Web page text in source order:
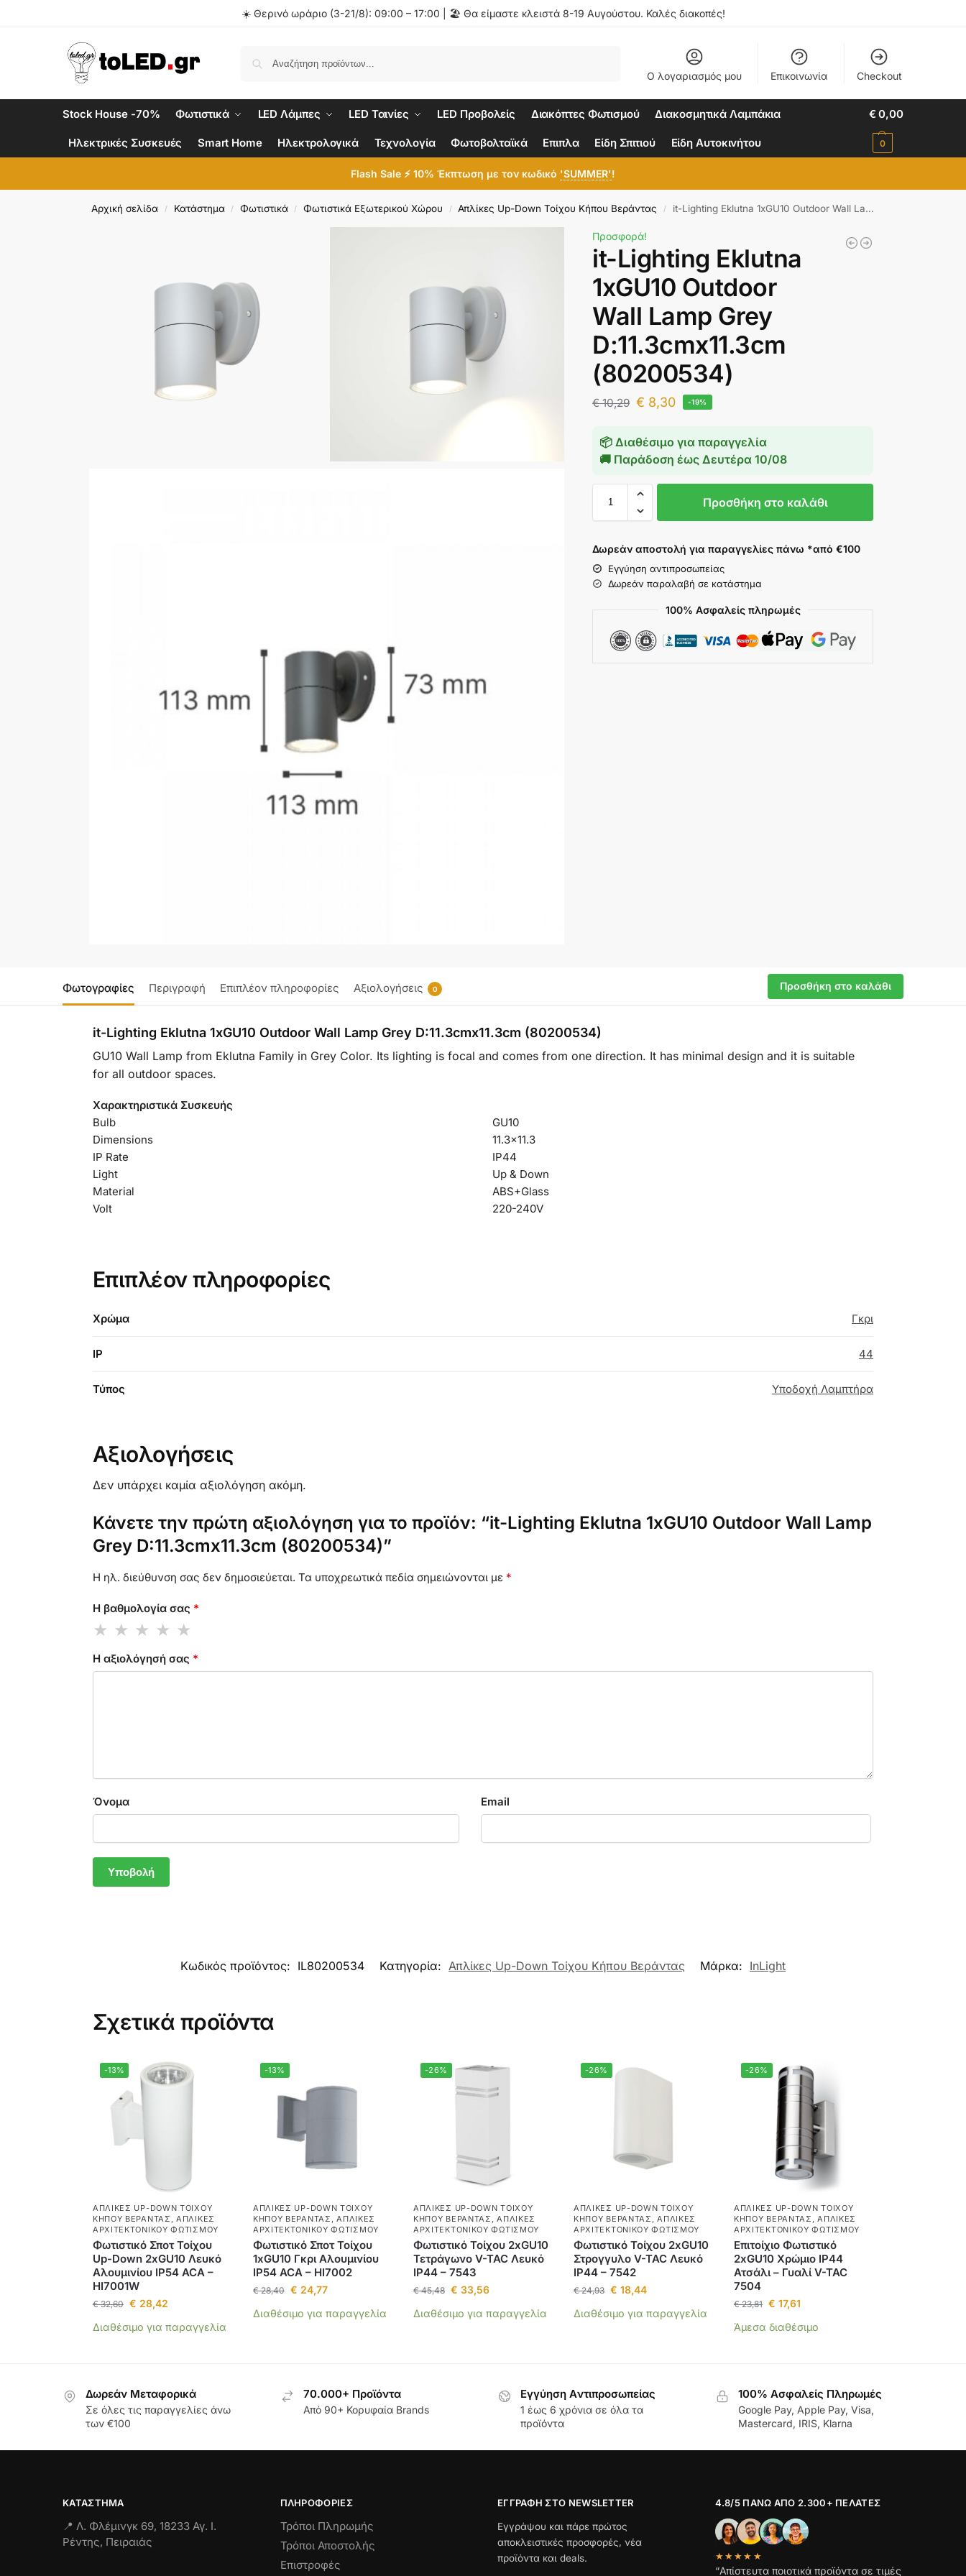
☀️ Θερινό ωράριο (3-21/8): 09:00 – 17:00 | 🏖️ Θα είμαστε κλειστά 8-19 Αυγούστου. Καλές διακοπές!
Ο λογαριασμός μου Επικοινωνία Checkout
Stock House -70% Φωτιστικά LED Λάμπες LED Ταινίες LED Προβολείς Διακόπτες Φωτισμού Διακοσμητικά Λαμπάκια
Ηλεκτρικές Συσκευές Smart Home Ηλεκτρολογικά Τεχνολογία Φωτοβολταϊκά Επιπλα Είδη Σπιτιού Είδη Αυτοκινήτου
€0,00
0
Flash Sale ⚡ 10% Έκπτωση με τον κωδικό 'SUMMER'!
Αρχική σελίδα / Κατάστημα / Φωτιστικά / Φωτιστικά Εξωτερικού Χώρου / Απλίκες Up-Down Τοίχου Κήπου Βεράντας / it-Lighting Eklutna 1xGU10 Outdoor Wall Lamp Grey D:11.3cmx11.3cm (80200534)
Προσφορά!
it-Lighting Eklutna
1xGU10 Outdoor
Wall Lamp Grey
D:11.3cmx11.3cm
(80200534)
€10,29 € 8,30 -19%
📦 Διαθέσιμο για παραγγελία
🚚 Παράδοση έως Δευτέρα 10/08
Προσθήκη στο καλάθι
Δωρεάν αποστολή για παραγγελίες πάνω *από €100
Εγγύηση αντιπροσωπείας
Δωρεάν παραλαβή σε κατάστημα
100% Ασφαλείς πληρωμές
Φωτογραφίες Περιγραφή Επιπλέον πληροφορίες Αξιολογήσεις 0 Προσθήκη στο καλάθι
it-Lighting Eklutna 1xGU10 Outdoor Wall Lamp Grey D:11.3cmx11.3cm (80200534)
GU10 Wall Lamp from Eklutna Family in Grey Color. Its lighting is focal and comes from one direction. It has minimal design and it is suitable
for all outdoor spaces.
Χαρακτηριστικά Συσκευής
Bulb
GU10
Dimensions
11.3×11.3
IP Rate
IP44
Light
Up & Down
Material
ABS+Glass
Volt
220-240V
Επιπλέον πληροφορίες
Χρώμα Γκρι
IP 44
Τύπος Υποδοχή Λαμπτήρα
Αξιολογήσεις
Δεν υπάρχει καμία αξιολόγηση ακόμη.
Κάνετε την πρώτη αξιολόγηση για το προϊόν: “it-Lighting Eklutna 1xGU10 Outdoor Wall Lamp
Grey D:11.3cmx11.3cm (80200534)”
Η ηλ. διεύθυνση σας δεν δημοσιεύεται. Τα υποχρεωτικά πεδία σημειώνονται με *
Η βαθμολογία σας *
Η αξιολόγησή σας *
Όνομα Email
Κωδικός προϊόντος: IL80200534 Κατηγορία: Απλίκες Up-Down Τοίχου Κήπου Βεράντας Μάρκα: InLight
Σχετικά προϊόντα
-13%
ΑΠΛΊΚΕΣ UP-DOWN ΤΟΊΧΟΥ
ΚΉΠΟΥ ΒΕΡΆΝΤΑΣ ,ΑΠΛΊΚΕΣ
ΑΡΧΙΤΕΚΤΟΝΙΚΟΎ ΦΩΤΙΣΜΟΎ
Φωτιστικό Σποτ Τοίχου
Up-Down 2xGU10 Λευκό
Αλουμινίου IP54 ACA –
HI7001W
€32,60 € 28,42
Διαθέσιμο για παραγγελία
-13%
ΑΠΛΊΚΕΣ UP-DOWN ΤΟΊΧΟΥ
ΚΉΠΟΥ ΒΕΡΆΝΤΑΣ ,ΑΠΛΊΚΕΣ
ΑΡΧΙΤΕΚΤΟΝΙΚΟΎ ΦΩΤΙΣΜΟΎ
Φωτιστικό Σποτ Τοίχου
1xGU10 Γκρι Αλουμινίου
IP54 ACA – HI7002
€28,40 € 24,77
Διαθέσιμο για παραγγελία
-26%
ΑΠΛΊΚΕΣ UP-DOWN ΤΟΊΧΟΥ
ΚΉΠΟΥ ΒΕΡΆΝΤΑΣ ,ΑΠΛΊΚΕΣ
ΑΡΧΙΤΕΚΤΟΝΙΚΟΎ ΦΩΤΙΣΜΟΎ
Φωτιστικό Τοίχου 2xGU10
Τετράγωνο V-TAC Λευκό
IP44 – 7543
€45,48 € 33,56
Διαθέσιμο για παραγγελία
-26%
ΑΠΛΊΚΕΣ UP-DOWN ΤΟΊΧΟΥ
ΚΉΠΟΥ ΒΕΡΆΝΤΑΣ ,ΑΠΛΊΚΕΣ
ΑΡΧΙΤΕΚΤΟΝΙΚΟΎ ΦΩΤΙΣΜΟΎ
Φωτιστικό Τοίχου 2xGU10
Στρογγυλο V-TAC Λευκό
IP44 – 7542
€24,93 € 18,44
Διαθέσιμο για παραγγελία
-26%
ΑΠΛΊΚΕΣ UP-DOWN ΤΟΊΧΟΥ
ΚΉΠΟΥ ΒΕΡΆΝΤΑΣ ,ΑΠΛΊΚΕΣ
ΑΡΧΙΤΕΚΤΟΝΙΚΟΎ ΦΩΤΙΣΜΟΎ
Επιτοίχιο Φωτιστικό
2xGU10 Χρώμιο ΙP44
Ατσάλι – Γυαλί V-TAC
7504
€23,81 € 17,61
Άμεσα διαθέσιμο
Δωρεάν Μεταφορικά
Σε όλες τις παραγγελίες άνω
των €100
70.000+ Προϊόντα
Από 90+ Κορυφαία Brands
Εγγύηση Aντιπροσωπείας
1 έως 6 χρόνια σε όλα τα
προϊόντα
100% Ασφαλείς Πληρωμές
Google Pay, Apple Pay, Visa,
Mastercard, IRIS, Klarna
ΚΑΤΆΣΤΗΜΑ
📍 Λ. Φλέμινγκ 69, 18233 Αγ. Ι.
Ρέντης, Πειραιάς
ΠΛΗΡΟΦΟΡΊΕΣ
Τρόποι Πληρωμής
Τρόποι Αποστολής
Επιστροφές
ΕΓΓΡΑΦΉ ΣΤΟ NEWSLETTER
Εγγράψου και πάρε πρώτος
αποκλειστικές προσφορές, νέα
προϊόντα και deals.
4.8/5 ΠΆΝΩ ΑΠΌ 2.300+ ΠΕΛΆΤΕΣ
★★★★★
“Απίστευτα ποιοτικά προϊόντα σε τιμές